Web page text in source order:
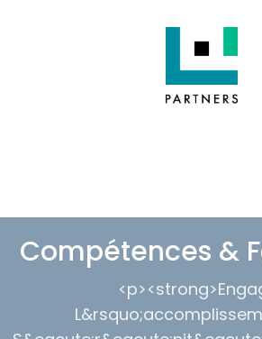
Compétences &